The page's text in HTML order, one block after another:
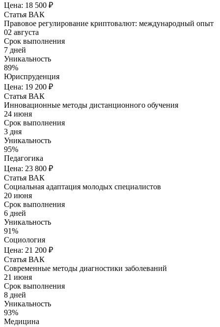
Цена: 18 500 ₽
Статья ВАК
Правовое регулирование криптовалют: международный опыт
02 августа
Срок выполнения
7 дней
Уникальность
89%
Юриспруденция
Цена: 19 200 ₽
Статья ВАК
Инновационные методы дистанционного обучения
24 июня
Срок выполнения
3 дня
Уникальность
95%
Педагогика
Цена: 23 800 ₽
Статья ВАК
Социальная адаптация молодых специалистов
20 июня
Срок выполнения
6 дней
Уникальность
91%
Социология
Цена: 21 200 ₽
Статья ВАК
Современные методы диагностики заболеваний
21 июня
Срок выполнения
8 дней
Уникальность
93%
Медицина